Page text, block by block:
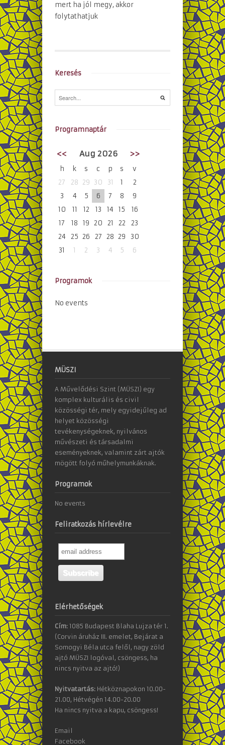
mert ha jól megy, akkor
folytathatjuk
Keresés
Programnaptár
<< Aug 2026 >>
h k s c p s
v
27
28 29 30 31 1
2
3
4 5 6 7 8
9
10
11 12 13 14 15
16
17
18 19 20 21 22
23
24
25 26 27 28 29
30
31
1 2 3 4 5 6
Programok
No events
MÜSZI
A Művelődési Szint (MÜSZI) egy
komplex kulturális és civil
közösségi tér, mely egyidejűleg ad
helyet közösségi
tevékenységeknek, nyilvános
művészeti és társadalmi
eseményeknek, valamint zárt ajtók
mögött folyó műhelymunkáknak.
Programok
No events
Feliratkozás hírlevélre
Elérhetőségek
Cím: 1085 Budapest Blaha Lujza tér 1.
(Corvin áruház III. emelet, Bejárat a
Somogyi Béla utca felől, nagy zöld
ajtó MÜSZI logóval, csöngess, ha
nincs nyitva az ajtó!)
Nyitvatartás: Hétköznapokon 10.00-
21.00, Hétvégén 14.00-20.00
Ha nincs nyitva a kapu, csöngess!
Email
Facebook